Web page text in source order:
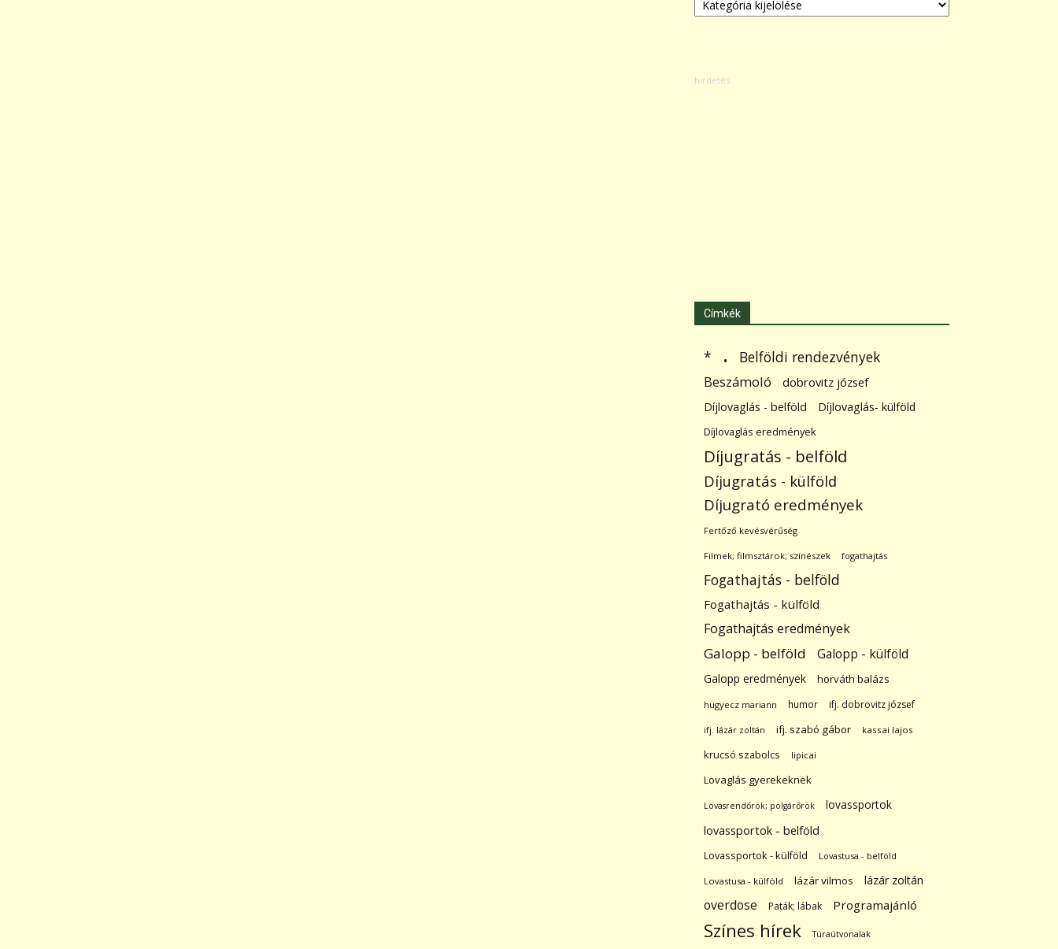
Címkék
* . Belföldi rendezvények
Beszámoló dobrovitz józsef
Díjlovaglás - belföld Díjlovaglás- külföld
Díjlovaglás eredmények
Díjugratás - belföld
Díjugratás - külföld
Díjugrató eredmények
Fertőző kevésvérűség
Filmek; filmsztárok; színészek fogathajtás
Fogathajtás - belföld
Fogathajtás - külföld
Fogathajtás eredmények
Galopp - belföld Galopp - külföld
Galopp eredmények horváth balázs
hugyecz mariann humor ifj. dobrovitz józsef
ifj. lázár zoltán ifj. szabó gábor kassai lajos
krucsó szabolcs lipicai
Lovaglás gyerekeknek
Lovasrendőrök; polgárőrök
lovassportok
lovassportok - belföld
Lovassportok - külföld Lovastusa - belföld
Lovastusa - külföld lázár vilmos lázár zoltán
overdose Paták; lábak Programajánló
Színes hírek Túraútvonalak